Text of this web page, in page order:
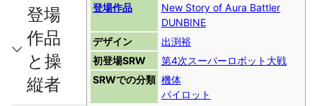
登場作品
New Story of Aura Battler
DUNBINE
デザイン
出渕裕
初登場SRW
第4次スーパーロボット大戦
SRWでの分類 機体
パイロット
登場
作品
と操
縦者